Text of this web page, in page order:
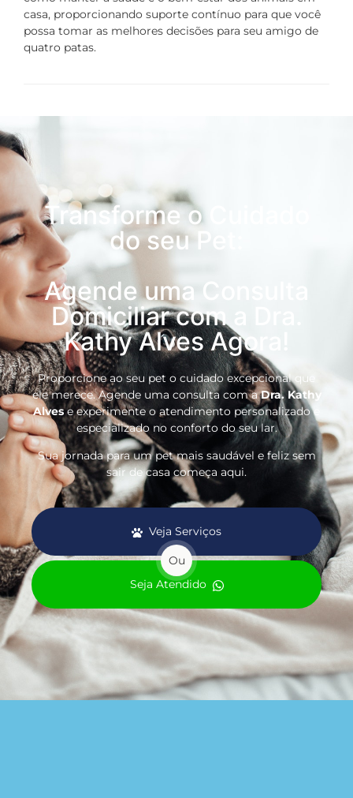
casa, proporcionando suporte contínuo para que você
possa tomar as melhores decisões para seu amigo de
quatro patas.
Transforme o Cuidado
do seu Pet:
Agende uma Consulta
Domiciliar com a Dra.
Kathy Alves Agora!
Proporcione ao seu pet o cuidado excepcional que
ele merece. Agende uma consulta com aDra. Kathy
Alvese experimente o atendimento personalizado e
especializado no conforto do seu lar.
Sua jornada para um pet mais saudável e feliz sem
sair de casa começa aqui.
Veja Serviços
Ou
Seja Atendido